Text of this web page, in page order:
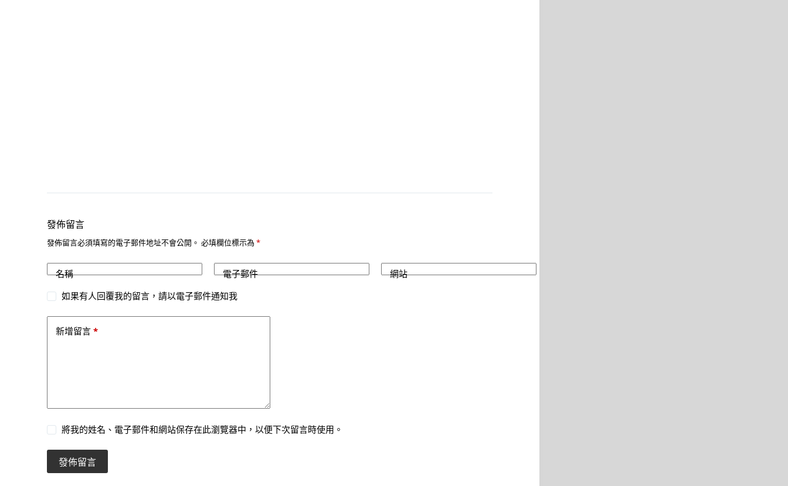
發佈留言
發佈留言必須填寫的電子郵件地址不會公開。 必填欄位標示為 *
名稱 電子郵件
網站
如果有人回覆我的留言，請以電子郵件通知我
新增留言 *
將我的姓名、電子郵件和網站保存在此瀏覽器中，以便下次留言時使用。
發佈留言